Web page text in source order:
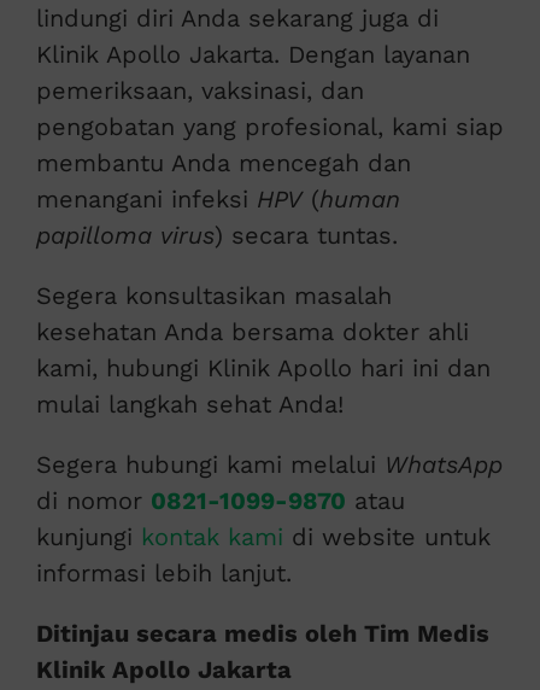
lindungi diri Anda sekarang juga di
Klinik Apollo Jakarta. Dengan layanan
pemeriksaan, vaksinasi, dan
pengobatan yang profesional, kami siap
membantu Anda mencegah dan
menangani infeksi HPV(human
papilloma virus) secara tuntas.
Segera konsultasikan masalah
kesehatan Anda bersama dokter ahli
kami, hubungi Klinik Apollo hari ini dan
mulai langkah sehat Anda!
Segera hubungi kami melalui WhatsApp
di nomor 0821-1099-9870 atau
kunjungi kontak kami di website untuk
informasi lebih lanjut.
Ditinjau secara medis oleh Tim Medis
Klinik Apollo Jakarta